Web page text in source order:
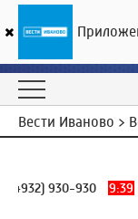
Вести Иваново >
(4932) 930-930 9:39